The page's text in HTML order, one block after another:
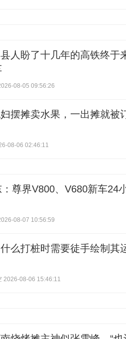
人盼了十几年的高铁终于
08-05 09:56:26
摆摊卖水果，一出摊就被
08-06 02:46:11
尊界V800、V680新车24
08-07 10:56:59
么打桩时需要徒手绘制其
2026-08-06 15:46:11